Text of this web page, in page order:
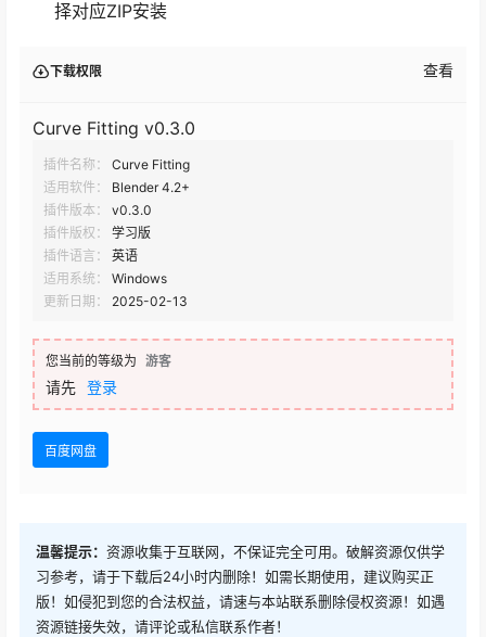
择对应ZIP安装
下载权限 查看
Curve Fitting v0.3.0
插件名称：
Curve Fitting
适用软件：
Blender 4.2+
插件版本：
v0.3.0
插件版权：
学习版
插件语言：
英语
适用系统：
Windows
更新日期：
2025-02-13
您当前的等级为 游客
请先 登录
百度网盘
温馨提示： 资源收集于互联网，不保证完全可用。破解资源仅供学
习参考，请于下载后24小时内删除！如需长期使用，建议购买正
版！如侵犯到您的合法权益，请速与本站联系删除侵权资源！如遇
资源链接失效，请评论或私信联系作者！